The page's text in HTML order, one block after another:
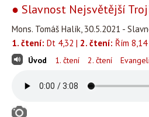
● Slavnost Nejsvětější
Mons. Tomáš Halík, 30.5.2021 -
1. čtení: Dt 4,32 | 2. čtení: Řím 8,14
Úvod 1. čtení 2. čtení